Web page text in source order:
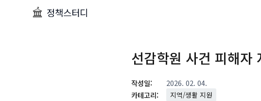
정책스터디
선감학원 사건 피해자
작성일:
2026. 02. 04.
카테고리:
지역/생활 지원